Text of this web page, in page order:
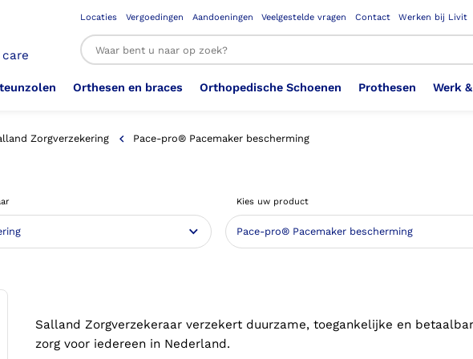
Locaties Vergoedingen Aandoeningen Veelgestelde vragen Contact Werken bij Livit
1)
Kousen (klasse 2)
3D geprinte steunzolen
Orthesen en braces
Been Knie
Lies Hoofd Nek
Orthopedische Schoenen
Orthopedische Schoenen OSA
Badschoenen
Prothesen
Bovenbeenprothese
Hand & Vinger prothese
Werk
Werknemer
Zorgverzekering Pace-pro® Pacemaker bescherming
Kies uw product
Salland Zorgverzekeraar verzekert duurzame, toegankelijke en
zorg voor iedereen in Nederland.